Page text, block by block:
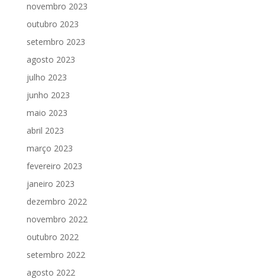
novembro 2023
outubro 2023
setembro 2023
agosto 2023
julho 2023
junho 2023
maio 2023
abril 2023
março 2023
fevereiro 2023
janeiro 2023
dezembro 2022
novembro 2022
outubro 2022
setembro 2022
agosto 2022